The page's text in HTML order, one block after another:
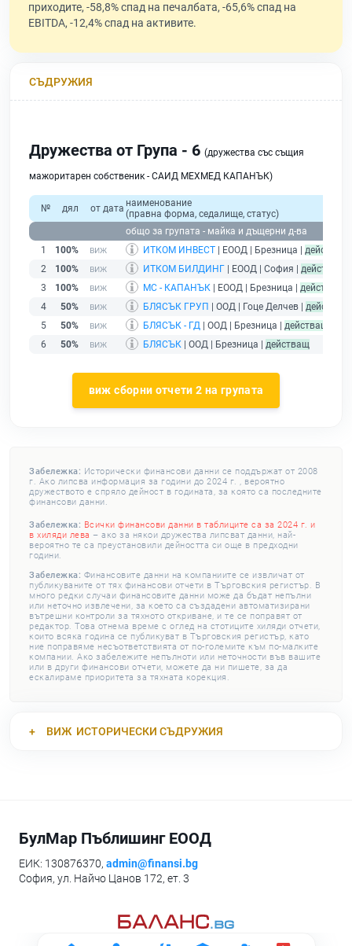
приходите, -58,8% спад на печалбата, -65,6% спад на
EBITDA, -12,4% спад на активите.
СЪДРУЖИЯ
Дружества от Група - 6 (дружества със същия
мажоритарен собственик - САИД МЕХМЕД КАПАНЪК)
№ дял от дата наименование
(правна форма, седалище, статус)
общо за групата - майка и дъщерни д-ва
1
100% ИТКОМ ИНВЕСТ | ЕООД | Брезница | действащ
2
100% ИТКОМ БИЛДИНГ | ЕООД | София | действащ
3
100% МС - КАПАНЪК | ЕООД | Брезница | действащ
4
50% БЛЯСЪК ГРУП | ООД | Гоце Делчев | действащ
5
50% БЛЯСЪК - ГД | ООД | Брезница | действащ
6
50% БЛЯСЪК | ООД | Брезница | действащ
виж сборни отчети 2 на групата
Забележка: Исторически финансови данни се поддържат от 2008
г. Ако липсва информация за години до 2024 г. , вероятно
дружеството е спряло дейност в годината, за която са последните
финансови данни.
Забележка: Всички финансови данни в таблиците са за 2024 г. и
в хиляди лева – ако за някои дружества липсват данни, най-
вероятно те са преустановили дейността си още в предходни
години.
Забележка: Финансовите данни на компаниите се извличат от
публикуваните от тях финансови отчети в Търговския регистър. В
много редки случаи финансовите данни може да бъдат непълни
или неточно извлечени, за което са създадени автоматизирани
вътрешни контроли за тяхното откриване, и те се поправят от
редактор. Това отнема време с оглед на стотиците хиляди отчети,
които всяка година се публикуват в Търговския регистър, като
ние поправяме несъответствията от по-големите към по-малките
компании. Ако забележите непълноти или неточности във вашите
или в други финансови отчети, можете да ни пишете, за да
ескалираме приоритета за тяхната корекция.
ВИЖ ИСТОРИЧЕСКИ СЪДРУЖИЯ
БулМар Пъблишинг ЕООД
ЕИК: 130876370, admin@finansi.bg
София, ул. Найчо Цанов 172, ет. 3